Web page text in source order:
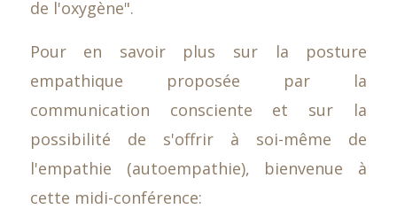
de l'oxygène".
Pour en savoir plus sur la posture
empathique proposée par la
communication consciente et sur la
possibilité de s'offrir à soi-même de
l'empathie (autoempathie), bienvenue à
cette midi-conférence: